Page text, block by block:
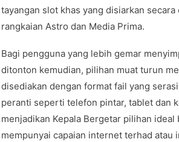
tayangan slot khas yang disiarkan
rangkaian Astro dan Media Prima.
Bagi pengguna yang lebih gemar
ditonton kemudian, pilihan muat turun
disediakan dengan format fail yang
peranti seperti telefon pintar, tablet dan
menjadikan Kepala Bergetar pilihan ideal
mempunyai capaian internet terhad atau